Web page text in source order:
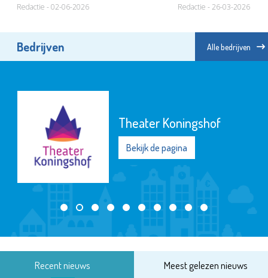
Redactie - 02-06-2026 Redactie - 26-03-2026
Bedrijven Alle bedrijven
Theater Koningshof
Bekijk de pagina
Recent nieuws Meest gelezen nieuws